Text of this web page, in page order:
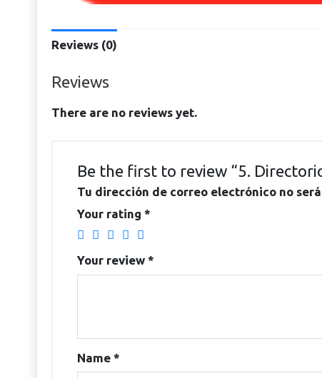
Reviews (0)
Reviews
There are no reviews yet.
Be the first to review “5.
Tu dirección de correo electrónico no
Your rating *
Your review *
Name *